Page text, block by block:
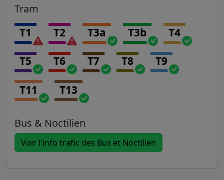
Tram
T1 T2 T3a T3b T4
T5 T6 T7 T8 T9
T11 T13
Bus & Noctilien
Voir l'info trafic des Bus et Noctilien